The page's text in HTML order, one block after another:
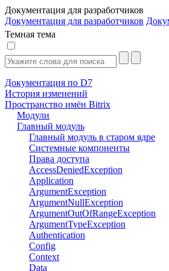
Документация для разработчиков
Документация для разработчиков
Темная тема
Документация по D7
История изменений
Пространство имён Bitrix
Модули
Главный модуль
Главный модуль в старом ядре
Системные компоненты
Права доступа
AccessDeniedException
Application
ArgumentException
ArgumentNullException
ArgumentOutOfRangeException
ArgumentTypeException
Authentication
Config
Context
Data